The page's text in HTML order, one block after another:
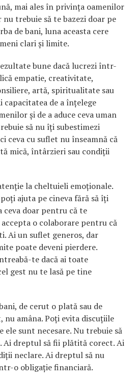
mai ales în privința oamenilor
trebuie să te bazezi doar pe
de bani, luna aceasta cere
clari și limite.
bune dacă lucrezi într-
empatie, creativitate,
artă, spiritualitate sau
de a înțelege
și de a aduce ceva uman
să nu îți subestimezi
ceva cu suflet nu înseamnă că
mică, întârzieri sau condiții
la cheltuieli emoționale.
ajuta pe cineva fără să îți
doar pentru că te
o colaborare pentru că
Ai un suflet generos, dar
poate deveni pierdere.
te dacă ai toate
gest nu te lasă pe tine
de cerut o plată sau de
amâna. Poți evita discuțiile
ele sunt necesare. Nu trebuie să
Ai dreptul să fii plătită corect. Ai
neclare. Ai dreptul să nu
o obligație financiară.